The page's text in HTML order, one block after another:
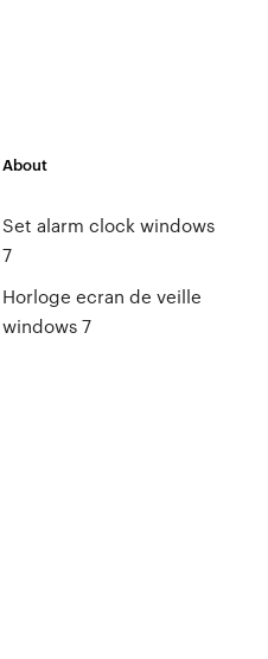
About
Set alarm clock windows
7
Horloge ecran de veille
windows 7